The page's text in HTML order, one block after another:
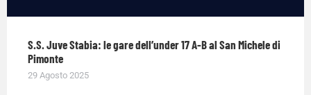
S.S. Juve Stabia: le gare dell’under 17 A-B al San Michele di
Pimonte
29 Agosto 2025